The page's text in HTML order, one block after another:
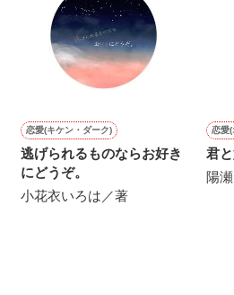
全てフリー素材です。
完結です。
レンド1位でした〜良かったら読んで頂
恋愛(キケン・ダーク)
逃げられるものならお好き
にどうぞ。
小花衣いろは／著
恋愛(
君
陽